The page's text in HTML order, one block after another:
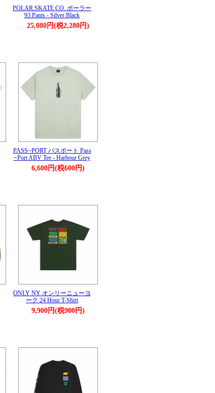
POLAR SKATE CO. ポーラー
93 Pants - Silver Black
25,080円(税2,280円)
PASS~PORT パスポート Pass
~Port ABV Tee - Harbour Grey
6,600円(税600円)
ONLY NY オンリーニューヨ
ーク 24 Hour T-Shirt
9,900円(税900円)